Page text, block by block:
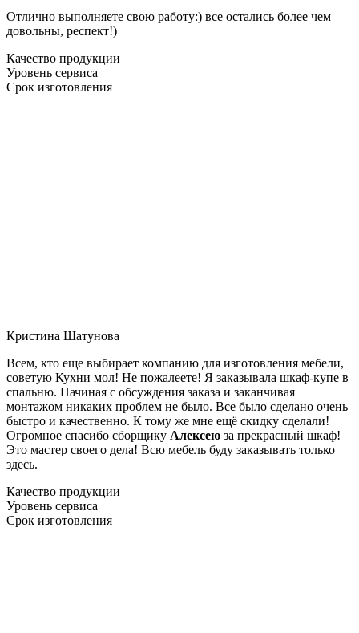
Отлично выполняете свою работу:) все остались более чем
довольны, респект!)
Качество продукции
Уровень сервиса
Срок изготовления
Кристина Шатунова
Всем, кто еще выбирает компанию для изготовления мебели,
советую Кухни мол! Не пожалеете! Я заказывала шкаф-купе в
спальню. Начиная с обсуждения заказа и заканчивая
монтажом никаких проблем не было. Все было сделано очень
быстро и качественно. К тому же мне ещё скидку сделали!
Огромное спасибо сборщику Алексею за прекрасный шкаф!
Это мастер своего дела! Всю мебель буду заказывать только
здесь.
Качество продукции
Уровень сервиса
Срок изготовления